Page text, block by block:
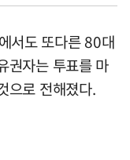
서도 또다른 80대
권자는 투표를 마
으로 전해졌다.